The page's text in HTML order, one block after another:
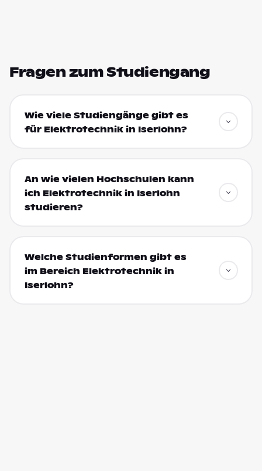
Fragen zum Studiengang
Wie viele Studiengänge gibt es
für Elektrotechnik in Iserlohn?
An wie vielen Hochschulen kann
ich Elektrotechnik in Iserlohn
studieren?
Welche Studienformen gibt es
im Bereich Elektrotechnik in
Iserlohn?